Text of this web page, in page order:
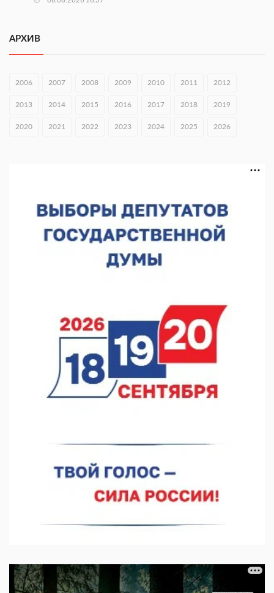
раза
06.08.2026 15:26
Видели ночь, бежали всю ночь... На Нижневолжской
набережной прошел необычный забег
Нижегородские хирурги выполнили трансоральную
операцию на щитовидной железе
06.08.2026 15:03
Более 30 нижегородцев прошли обучение для соцконтракта
06.08.2026 14:46
АРХИВ
2006 2007 2008 2009 2010 2011 2012
2013 2014 2015 2016 2017 2018 2019
2020 2021 2022 2023 2024 2025 2026